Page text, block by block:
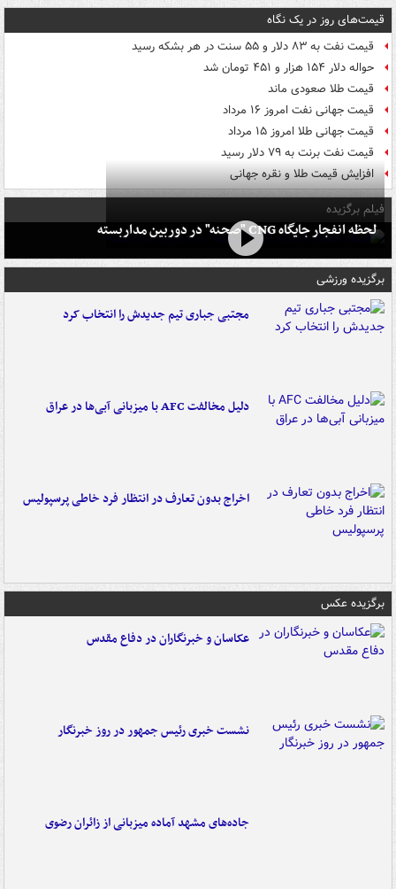
قیمت‌های روز در یک نگاه
قیمت نفت به ۸۳ دلار و ۵۵ سنت در هر بشکه رسید
حواله دلار ۱۵۴ هزار و ۴۵۱ تومان شد
قیمت طلا صعودی ماند
قیمت جهانی نفت امروز ۱۶ مرداد
قیمت جهانی طلا امروز ۱۵ مرداد
قیمت نفت برنت به ۷۹ دلار رسید
افزایش قیمت طلا و نقره جهانی
فیلم برگزیده
لحظه انفجار جایگاه CNG "صحنه" در دوربین مداربسته
برگزیده ورزشی
مجتبی جباری تیم جدیدش را انتخاب کرد
دلیل مخالفت AFC با میزبانی آبی‌ها در عراق
اخراج بدون تعارف در انتظار فرد خاطی پرسپولیس
برگزیده عکس
عکاسان و خبرنگاران در دفاع مقدس
نشست خبری رئیس جمهور در روز خبرنگار
جاده‌های مشهد آماده میزبانی از زائران رضوی